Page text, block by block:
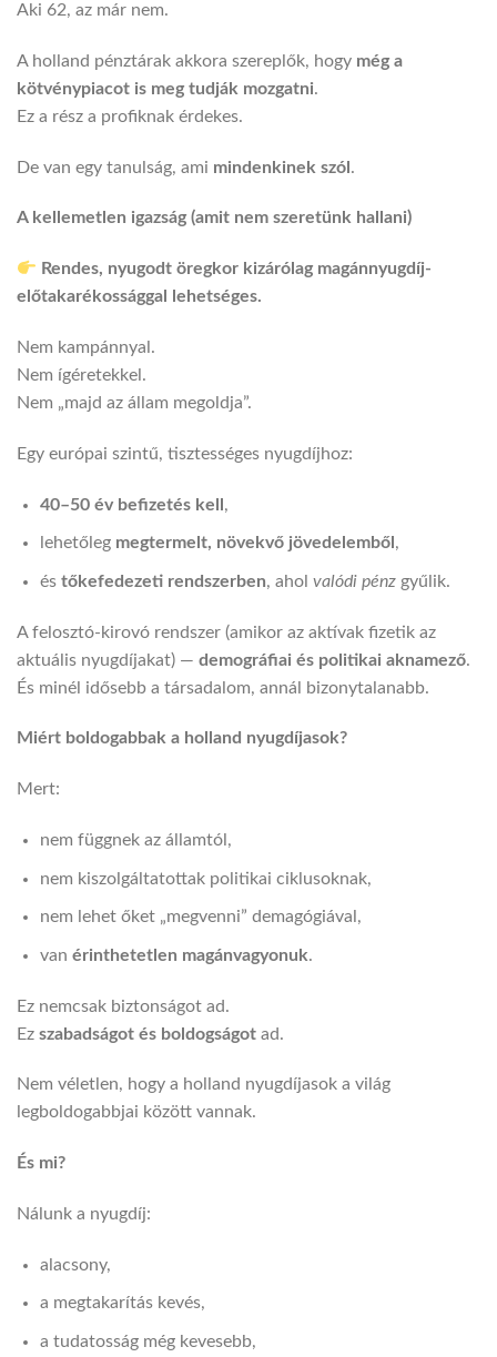
Aki 62, az már nem.
A holland pénztárak akkora szereplők, hogy még a
kötvénypiacot is meg tudják mozgatni.
Ez a rész a profiknak érdekes.
De van egy tanulság, ami mindenkinek szól .
A kellemetlen igazság (amit nem szeretünk hallani)
Rendes, nyugodt öregkor kizárólag magánnyugdíj-
előtakarékossággal lehetséges.
Nem kampánnyal.
Nem ígéretekkel.
Nem „majd az állam megoldja”.
Egy európai szintű, tisztességes nyugdíjhoz:
40–50 év befizetés kell ,
lehetőleg megtermelt, növekvő jövedelemből ,
és tőkefedezeti rendszerben, ahol valódi pénzgyűlik.
A felosztó-kirovó rendszer (amikor az aktívak fizetik az
aktuális nyugdíjakat) — demográfiai és politikai aknamező.
És minél idősebb a társadalom, annál bizonytalanabb.
Miért boldogabbak a holland nyugdíjasok?
Mert:
nem függnek az államtól,
nem kiszolgáltatottak politikai ciklusoknak,
nem lehet őket „megvenni” demagógiával,
van érinthetetlen magánvagyonuk.
Ez nemcsak biztonságot ad.
Ez szabadságot és boldogságot ad.
Nem véletlen, hogy a holland nyugdíjasok a világ
legboldogabbjai között vannak.
És mi?
Nálunk a nyugdíj:
alacsony,
a megtakarítás kevés,
a tudatosság még kevesebb,